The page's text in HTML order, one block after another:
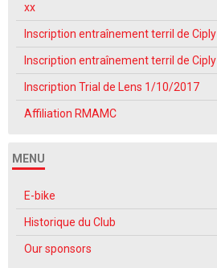
xx
Inscription entraînement terril de Ciply
Inscription entraînement terril de Ciply
Inscription Trial de Lens 1/10/2017
Affiliation RMAMC
MENU
E-bike
Historique du Club
Our sponsors